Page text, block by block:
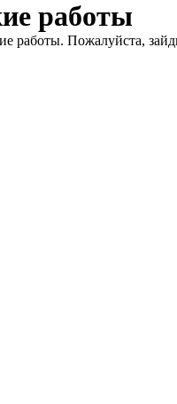
работы
работы. Пожалуйста,